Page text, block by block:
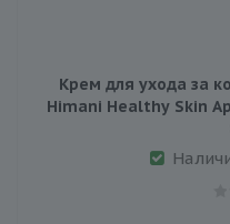
Крем для ухода за
Himani Healthy Skin